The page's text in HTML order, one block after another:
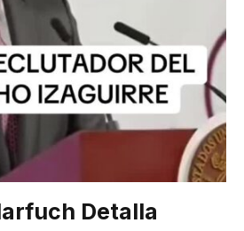
Detalla